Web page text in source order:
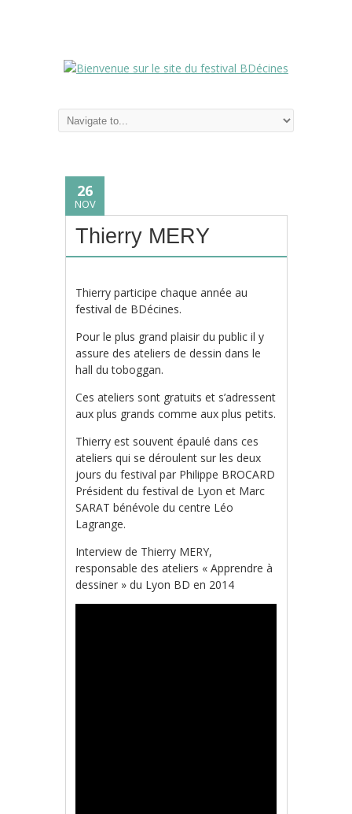
26
NOV
Thierry MERY
Thierry participe chaque année au
festival de BDécines.
Pour le plus grand plaisir du public il y
assure des ateliers de dessin dans le
hall du toboggan.
Ces ateliers sont gratuits et s’adressent
aux plus grands comme aux plus petits.
Thierry est souvent épaulé dans ces
ateliers qui se déroulent sur les deux
jours du festival par Philippe BROCARD
Président du festival de Lyon et Marc
SARAT bénévole du centre Léo
Lagrange.
Interview de Thierry MERY,
responsable des ateliers « Apprendre à
dessiner » du Lyon BD en 2014